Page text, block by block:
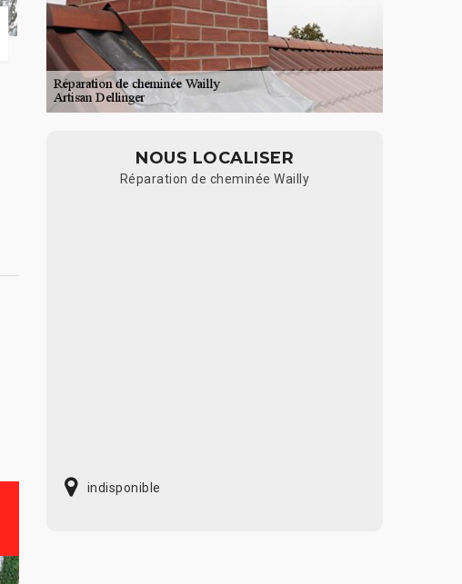
NOUS LOCALISER
Réparation de cheminée Wailly
indisponible